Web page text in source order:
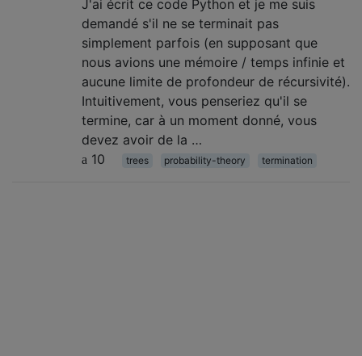
J'ai écrit ce code Python et je me suis
demandé s'il ne se terminait pas
simplement parfois (en supposant que
nous avions une mémoire / temps infinie et
aucune limite de profondeur de récursivité).
Intuitivement, vous penseriez qu'il se
termine, car à un moment donné, vous
devez avoir de la …
10
trees probability-theory termination